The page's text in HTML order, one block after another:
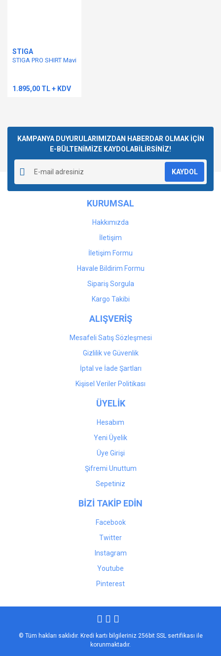
STIGA
STIGA PRO SHIRT Mavi
1.895,00 TL + KDV
KAMPANYA DUYURULARIMIZDAN HABERDAR OLMAK İÇİN
E-BÜLTENİMİZE KAYDOLABİLİRSİNİZ!
KAYDOL
KURUMSAL
Hakkımızda
İletişim
İletişim Formu
Havale Bildirim Formu
Sipariş Sorgula
Kargo Takibi
ALIŞVERİŞ
Mesafeli Satış Sözleşmesi
Gizlilik ve Güvenlik
İptal ve İade Şartları
Kişisel Veriler Politikası
ÜYELİK
Hesabım
Yeni Üyelik
Üye Girişi
Şifremi Unuttum
Sepetiniz
BİZİ TAKİP EDİN
Facebook
Twitter
Instagram
Youtube
Pinterest
© Tüm hakları saklıdır. Kredi kartı bilgileriniz 256bit SSL sertifikası ile
korunmaktadır.